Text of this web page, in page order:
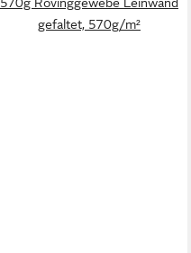
gefaltet, 570g/m²